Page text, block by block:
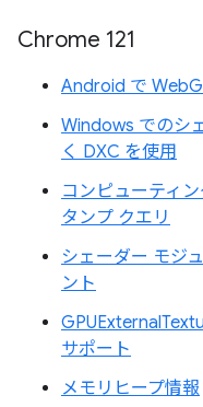
Chrome 121
Android で
Windows でのシ
く DXC を使用
コンピューティ
タンプ クエリ
シェーダー モジ
ント
サポート
メモリヒープ情報